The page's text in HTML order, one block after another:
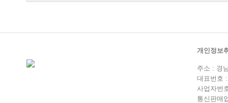
개인정보
주소 : 경
대표번호
사업자번
통신판매